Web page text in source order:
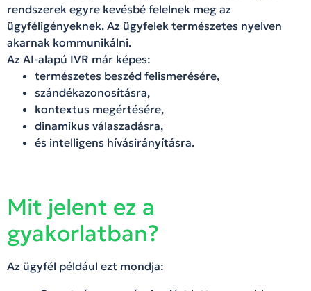
rendszerek egyre kevésbé felelnek meg az
ügyféligényeknek. Az ügyfelek természetes nyelven
akarnak kommunikálni.
Az AI-alapú IVR már képes:
természetes beszéd felismerésére,
szándékazonosításra,
kontextus megértésére,
dinamikus válaszadásra,
és intelligens hívásirányításra.
Mit jelent ez a
gyakorlatban?
Az ügyfél például ezt mondja: